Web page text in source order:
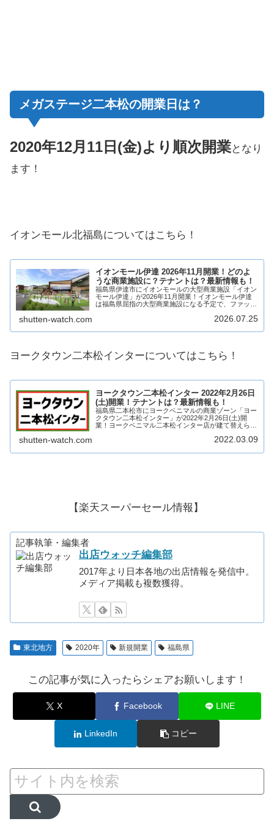
メガステージ二本松の開業日は？
2020年12月11日(金)より順次開業となり
ます！
イオンモール北福島についてはこちら！
イオンモール伊達 2026年11月開業！どのよ
うな商業施設に？テナントは？最新情報も！
福島県伊達市にイオンモールの大型商業施設「イオン
モール伊達」が2026年11月開業！イオンモール伊達
は福島県屈指の大型商業施設になる予定で、ファッシ
が出店予定！そんなイオンモール伊達がどのよう...
shutten-watch.com 2026.07.25
ヨークタウン二本松インターについてはこちら！
ヨークタウン二本松インター 2022年2月26日
(土)開業！テナントは？最新情報も！
福島県二本松市にヨークベニマルの商業ゾーン「ヨー
クタウン二本松インター」が2022年2月26日(土)開
業！ヨークベニマル二本松インター店が建て替えら
ヨークタウン二本松インターがどのような商業施...
shutten-watch.com 2022.03.09
【楽天スーパーセール情報】
記事執筆・編集者
出店ウォッチ編集部
2017年より日本各地の出店情報を発信中。
メディア掲載も複数獲得。
東北地方 2020年 新規開業 福島県
この記事が気に入ったらシェアお願いします！
X Facebook LINE
LinkedIn コピー